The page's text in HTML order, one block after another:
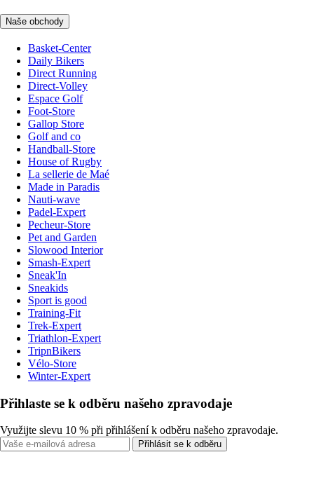
Naše obchody
Basket-Center
Daily Bikers
Direct Running
Direct-Volley
Espace Golf
Foot-Store
Gallop Store
Golf and co
Handball-Store
House of Rugby
La sellerie de Maé
Made in Paradis
Nauti-wave
Padel-Expert
Pecheur-Store
Pet and Garden
Slowood Interior
Smash-Expert
Sneak'In
Sneakids
Sport is good
Training-Fit
Trek-Expert
Triathlon-Expert
TripnBikers
Vélo-Store
Winter-Expert
Přihlaste se k odběru našeho zpravodaje
Využijte slevu 10 % při přihlášení k odběru našeho zpravodaje.
Přihlásit se k odběru